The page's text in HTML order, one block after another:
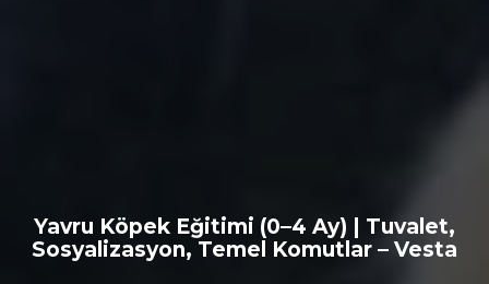
Yavru Köpek Eğitimi (0–4 Ay) | Tuvalet,
Sosyalizasyon, Temel Komutlar – Vesta